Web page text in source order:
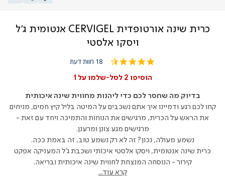
כרית שינה אורטופדית CERVIGEL אנטומית ג'ל
ויסקו אלסטי
4.4
rating
18 חוות דעת
הוסיפו 2 לסל-שלמו על 1
בדיוק מה שחסר לכם כדי ליהנות מחווית שינה איכותית
קחו לכם רגע ודמיינו איך אתם נשכבים על המיטה בליל קיץ חמים, מניחים
את הראש על הכרית, מרגישים את הנוחות והתמיכה ויחד עם זאת -
מרגישים מגע צונן ומרענן.
נשמע מעולה, נכון? זה לא רק נשמע טוב, זה באמת ככה.
כרית שינה אנטומית, ויסקו אלסטי איכותי ושכבת ג'ל המעניקה אפקט
קירור - הנוסחה המנצחת לחווית שינה איכותית ובריאה.
קרא עוד...